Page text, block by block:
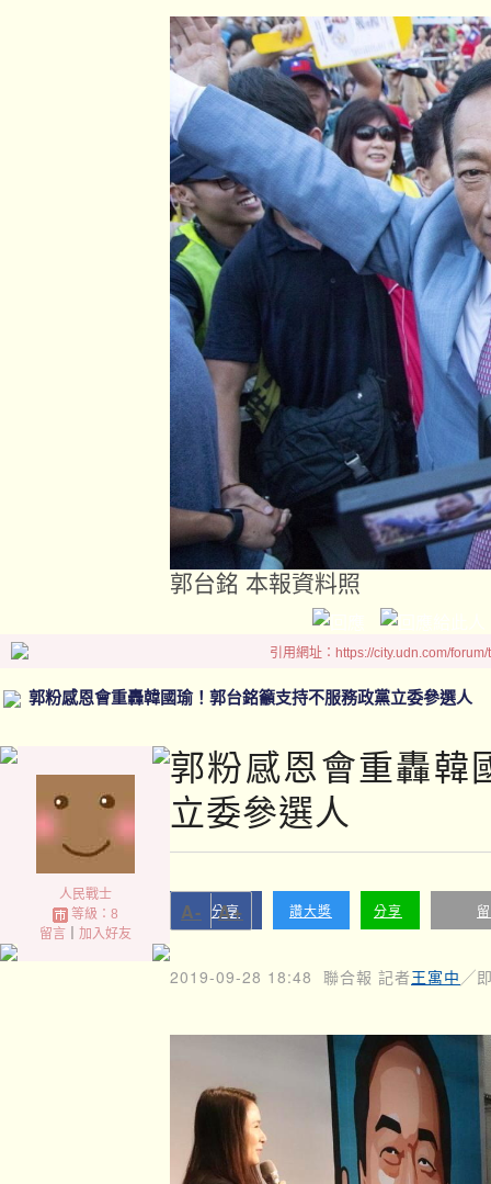
郭台銘 本報資料照
引用網址：https://city.udn.com/
郭粉感恩會重轟韓國瑜！郭台銘籲支持不服務政黨立委參選人
人民戰士
等級：8
留言｜ 加入好友
郭粉感恩會重轟韓
立委參選人
分享 讚大獎 分享
A- A+
2019-09-28 18:48 聯合報 記者王寓中 ╱